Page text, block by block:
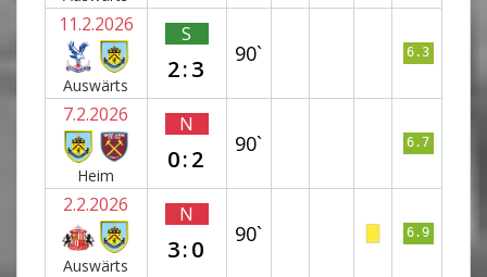
11.2.2026
Auswärts
S
2:3
90` 6.3
7.2.2026
Heim
N
0:2
90` 6.7
2.2.2026
Auswärts
N
3:0
90` 6.9